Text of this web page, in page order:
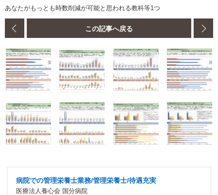
あなたがもっとも時数削減が可能と思われる教科等1つ
この記事へ戻る
病院での管理栄養士業務/管理栄養士/待遇充実
医療法人養心会 国分病院